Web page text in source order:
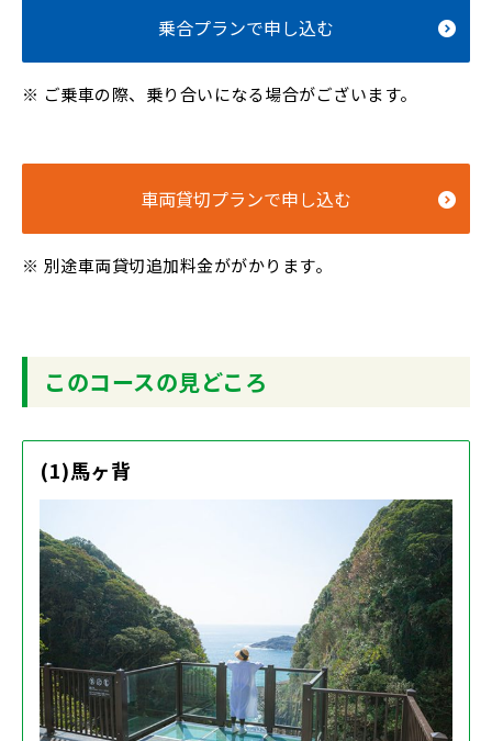
乗合プランで申し込む
ご乗車の際、乗り合いになる場合がございます。
車両貸切プランで申し込む
別途車両貸切追加料金ががかります。
このコースの見どころ
(1)馬ヶ背